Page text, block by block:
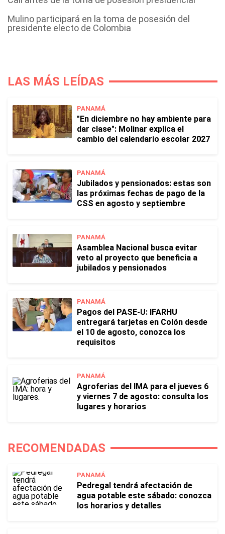
Mulino participará en la toma de posesión del
presidente electo de Colombia
LAS MÁS LEÍDAS
PANAMÁ
"En diciembre no hay ambiente para
dar clase": Molinar explica el
cambio del calendario escolar 2027
PANAMÁ
Jubilados y pensionados: estas son
las próximas fechas de pago de la
CSS en agosto y septiembre
PANAMÁ
Asamblea Nacional busca evitar
veto al proyecto que beneficia a
jubilados y pensionados
PANAMÁ
Pagos del PASE-U: IFARHU
entregará tarjetas en Colón desde
el 10 de agosto, conozca los
requisitos
PANAMÁ
Agroferias del IMA para el jueves 6
y viernes 7 de agosto: consulta los
lugares y horarios
RECOMENDADAS
PANAMÁ
Pedregal tendrá afectación de
agua potable este sábado: conozca
los horarios y detalles